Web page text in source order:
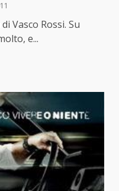
Vasco Rossi. Su
e...